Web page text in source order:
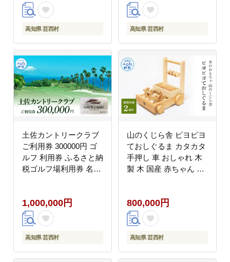
カップル ペア
高知県 芸西村
ー券 人気
高知県 芸西村
土佐カントリークラブ
ご利用券 300000円 ゴ
ルフ 利用券 ふるさと納
税ゴルフ場利用券 名門
Golf golf ゴルフチケッ
ト プレー券 人気
1,000,000円
高知県 芸西村
山のくじら舎 ピヨピヨ
ておしぐるま カタカタ
手押し 車 おしゃれ 木
製 木 国産 赤ちゃん 幼
ゃ ひよこ かわいい 高
知県産
800,000円
高知県 芸西村